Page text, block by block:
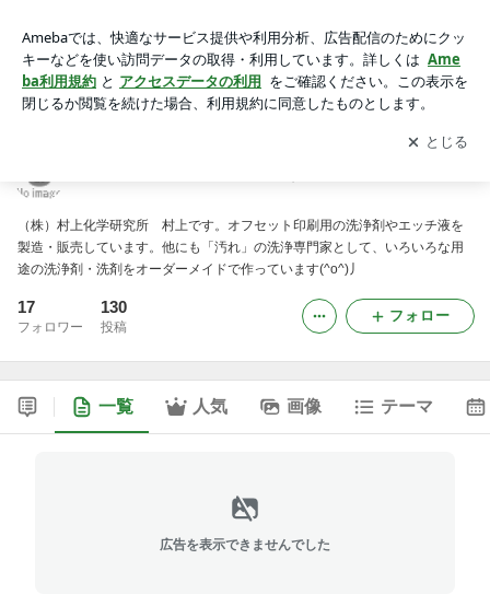
アプリをダウンロードして ブログの更新通知
を受け取りまし
ょう。
開く
（株）村上化学研究所 村上です。オフセット印刷用の洗浄剤やエッチ液を
製造・販売しています。他にも「汚れ」の洗浄専門家として、いろいろな用
途の洗浄剤・洗剤をオーダーメイドで作っています(^o^)丿
17
フォロワー
130
投稿
フォロー
一覧 人気 画像 テーマ
広告を表示できませんでした